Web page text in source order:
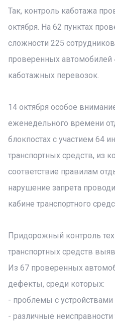
Так, контроль каботажа
октября. На 62 пунктах
сложности 225
проверенных автомобилей
каботажных перевозок.
14 октября особое
еженедельного времени
блокпостах с участием 64
транспортных средств, из
соответствие правилам
нарушение запрета
кабине транспортного
Придорожный контроль
транспортных средств
Из 67 проверенных
дефекты, среди которых:
- проблемы с
- различные